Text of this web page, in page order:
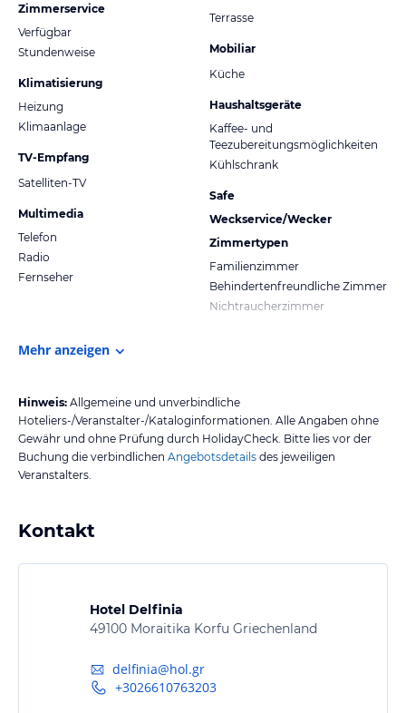
Zimmerservice
Verfügbar
Stundenweise
Klimatisierung
Heizung
Klimaanlage
TV-Empfang
Satelliten-TV
Multimedia
Telefon
Radio
Fernseher
Terrasse
Mobiliar
Küche
Haushaltsgeräte
Kaffee- und
Teezubereitungsmöglichkeiten
Kühlschrank
Safe
Weckservice/Wecker
Zimmertypen
Familienzimmer
Behindertenfreundliche Zimmer
Nichtraucherzimmer
Mehr anzeigen
Hinweis: Allgemeine und unverbindliche
Hoteliers-/Veranstalter-/Kataloginformationen. Alle Angaben ohne
Gewähr und ohne Prüfung durch HolidayCheck. Bitte lies vor der
Buchung die verbindlichen Angebotsdetails des jeweiligen
Veranstalters.
Kontakt
Hotel Delfinia
49100 Moraitika Korfu Griechenland
delfinia@hol.gr
+3026610763203